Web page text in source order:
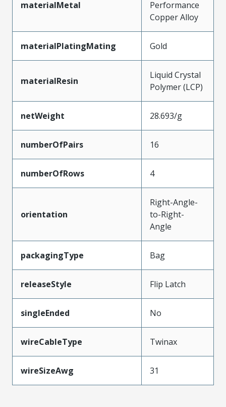
materialMetal
Performance
Copper Alloy
materialPlatingMating Gold
materialResin
Liquid Crystal
Polymer (LCP)
netWeight 28.693/g
numberOfPairs 16
numberOfRows 4
orientation
Right-Angle-
to-Right-
Angle
packagingType Bag
releaseStyle Flip Latch
singleEnded No
wireCableType Twinax
wireSizeAwg 31